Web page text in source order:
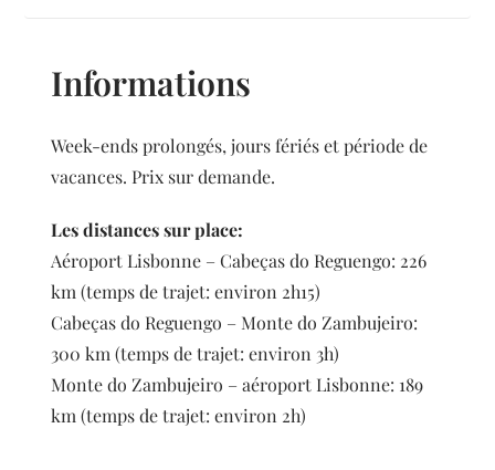
Informations
Week-ends prolongés, jours fériés et période de
vacances. Prix sur demande.
Les distances sur place:
Aéroport Lisbonne – Cabeças do Reguengo: 226
km (temps de trajet: environ 2h15)
Cabeças do Reguengo – Monte do Zambujeiro:
300 km (temps de trajet: environ 3h)
Monte do Zambujeiro – aéroport Lisbonne: 189
km (temps de trajet: environ 2h)